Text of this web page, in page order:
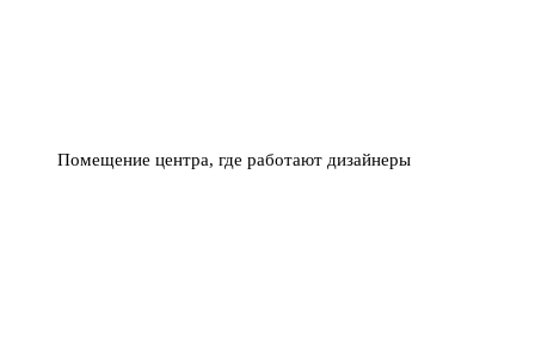
Помещение центра, где работают дизайнеры